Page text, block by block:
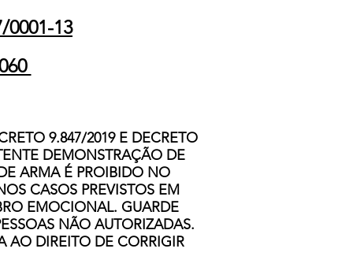
0001-13
9.847/2019 E DECRETO
DEMONSTRAÇÃO DE
ARMA É PROIBIDO NO
CASOS PREVISTOS EM
EMOCIONAL. GUARDE
NÃO AUTORIZADAS.
AO DIREITO DE CORRIGIR